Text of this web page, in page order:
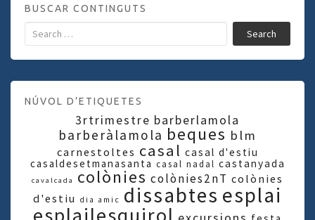
BUSCAR CONTINGUTS
Search
NÚVOL D’ETIQUETES
3rtrimestre barberlamola
barberàlamola beques blm
carnestoltes casal casal d'estiu
casaldesetmanasanta casal nadal castanyada
cavalcada colònies colònies2nT colònies
d'estiu
dia amic dissabtes esplai